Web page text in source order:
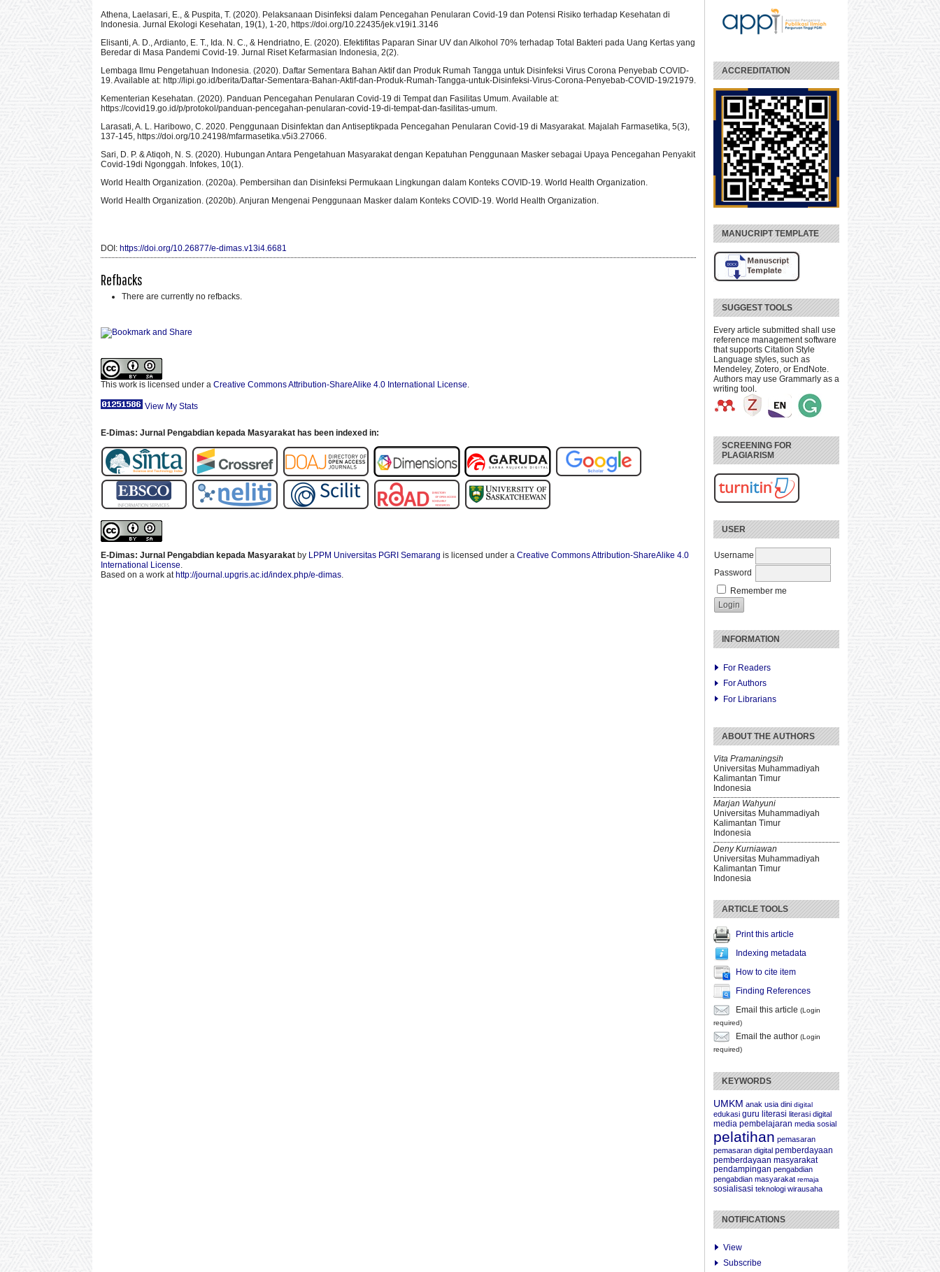
ACCREDITATION
MANUCRIPT TEMPLATE
SUGGEST TOOLS
Every article submitted shall use
reference management software
that supports Citation Style
Language styles, such as
Mendeley, Zotero, or EndNote.
Authors may use Grammarly as a
writing tool.
SCREENING FOR
PLAGIARISM
USER
Username
Password
Remember me
INFORMATION
For Readers
For Authors
For Librarians
ABOUT THE AUTHORS
Vita Pramaningsih
Universitas Muhammadiyah
Kalimantan Timur
Indonesia
Marjan Wahyuni
Universitas Muhammadiyah
Kalimantan Timur
Indonesia
Deny Kurniawan
Universitas Muhammadiyah
Kalimantan Timur
Indonesia
ARTICLE TOOLS
Print this article
Indexing metadata
How to cite item
Finding References
Email this article (Login
required)
Email the author (Login
required)
KEYWORDS
UMKM anak usia dini digital
edukasi guru literasi literasi digital
media pembelajaran media sosial
pelatihan pemasaran
pemasaran digital pemberdayaan
pemberdayaan masyarakat
pendampingan pengabdian
pengabdian masyarakat remaja
sosialisasi teknologi wirausaha
NOTIFICATIONS
View
Subscribe
Athena, Laelasari, E., & Puspita, T. (2020). Pelaksanaan Disinfeksi dalam Pencegahan Penularan Covid-19 dan Potensi Risiko terhadap Kesehatan di
Indonesia. Jurnal Ekologi Kesehatan, 19(1), 1-20, https://doi.org/10.22435/jek.v19i1.3146
Elisanti, A. D., Ardianto, E. T., Ida. N. C., & Hendriatno, E. (2020). Efektifitas Paparan Sinar UV dan Alkohol 70% terhadap Total Bakteri pada Uang Kertas yang
Beredar di Masa Pandemi Covid-19. Jurnal Riset Kefarmasian Indonesia, 2(2).
Lembaga Ilmu Pengetahuan Indonesia. (2020). Daftar Sementara Bahan Aktif dan Produk Rumah Tangga untuk Disinfeksi Virus Corona Penyebab COVID-
19. Available at: http://lipi.go.id/berita/Daftar-Sementara-Bahan-Aktif-dan-Produk-Rumah-Tangga-untuk-Disinfeksi-Virus-Corona-Penyebab-COVID-19/21979.
Kementerian Kesehatan. (2020). Panduan Pencegahan Penularan Covid-19 di Tempat dan Fasilitas Umum. Available at:
https://covid19.go.id/p/protokol/panduan-pencegahan-penularan-covid-19-di-tempat-dan-fasilitas-umum.
Larasati, A. L. Haribowo, C. 2020. Penggunaan Disinfektan dan Antiseptikpada Pencegahan Penularan Covid-19 di Masyarakat. Majalah Farmasetika, 5(3),
137-145, https://doi.org/10.24198/mfarmasetika.v5i3.27066.
Sari, D. P. & Atiqoh, N. S. (2020). Hubungan Antara Pengetahuan Masyarakat dengan Kepatuhan Penggunaan Masker sebagai Upaya Pencegahan Penyakit
Covid-19di Ngonggah. Infokes, 10(1).
World Health Organization. (2020a). Pembersihan dan Disinfeksi Permukaan Lingkungan dalam Konteks COVID-19. World Health Organization.
World Health Organization. (2020b). Anjuran Mengenai Penggunaan Masker dalam Konteks COVID-19. World Health Organization.
DOI: https://doi.org/10.26877/e-dimas.v13i4.6681
Refbacks
There are currently no refbacks.
This work is licensed under a Creative Commons Attribution-ShareAlike 4.0 International License.
View My Stats
E-Dimas: Jurnal Pengabdian kepada Masyarakat has been indexed in:
E-Dimas: Jurnal Pengabdian kepada Masyarakat by LPPM Universitas PGRI Semarang is licensed under a Creative Commons Attribution-ShareAlike 4.0
International License.
Based on a work at http://journal.upgris.ac.id/index.php/e-dimas.